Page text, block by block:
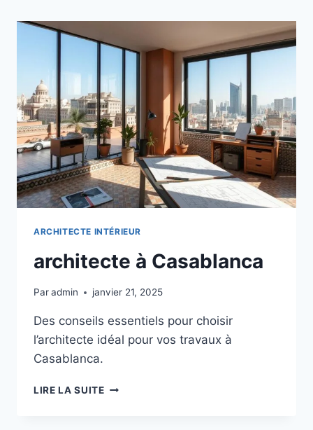
ARCHITECTE INTÉRIEUR
architecte à Casablanca
Paradmin janvier 21, 2025
Des conseils essentiels pour choisir
l’architecte idéal pour vos travaux à
Casablanca.
LIRE LA SUITEARCHITECTE